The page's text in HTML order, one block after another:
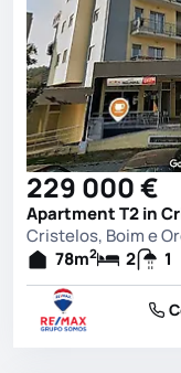
229 000 €
Apartment T2 in
Cristelos, Boim e
78m2 2 1